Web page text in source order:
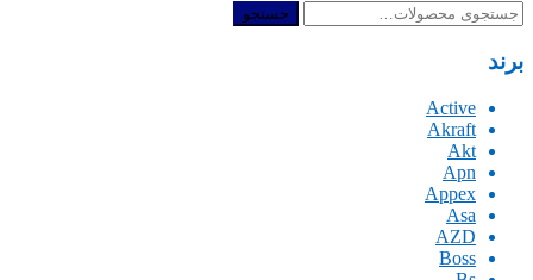
جستجو
جستجو
برند
Active
Akraft
Akt
Apn
Appex
Asa
AZD
Boss